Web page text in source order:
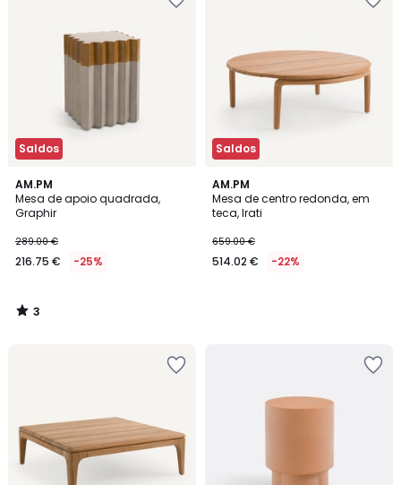
Saldos
AM.PM
Mesa de apoio quadrada,
Graphir
289.00 €
216.75 € -25%
3
/
5
3
/
Saldos
AM.PM
Mesa de centro redonda, em
teca, Irati
659.00 €
514.02 € -22%